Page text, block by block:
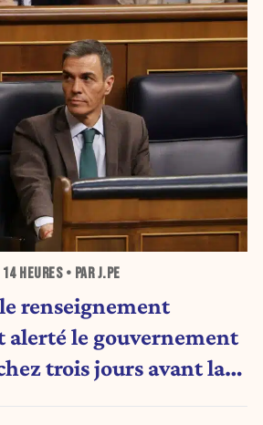
14 HEURES• PAR J.PE
renseignement
le gouvernement
trois jours avant la